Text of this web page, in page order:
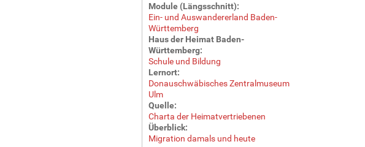
Module (Längsschnitt):
Ein- und Auswandererland Baden-
Württemberg
Haus der Heimat Baden-
Württemberg:
Schule und Bildung
Lernort:
Donauschwäbisches Zentralmuseum
Ulm
Quelle:
Charta der Heimatvertriebenen
Überblick:
Migration damals und heute